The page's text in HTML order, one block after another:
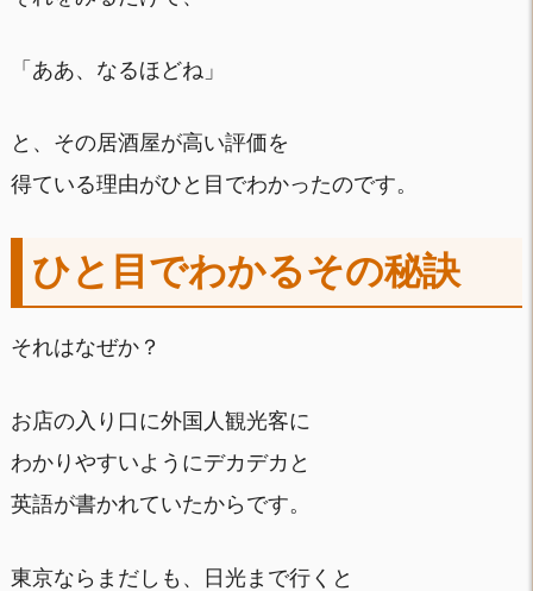
「ああ、なるほどね」
と、その居酒屋が高い評価を
得ている理由がひと目でわかったのです。
ひと目でわかるその秘訣
それはなぜか？
お店の入り口に外国人観光客に
わかりやすいようにデカデカと
英語が書かれていたからです。
東京ならまだしも、日光まで行くと